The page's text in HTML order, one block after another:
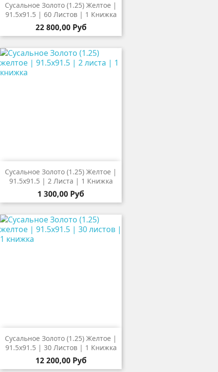
Сусальное Золото (1.25) Желтое |
91.5х91.5 | 60 Листов | 1 Книжка
22 800,00 Руб
Сусальное Золото (1.25) Желтое |
91.5х91.5 | 2 Листа | 1 Книжка
1 300,00 Руб
Сусальное Золото (1.25) Желтое |
91.5х91.5 | 30 Листов | 1 Книжка
12 200,00 Руб